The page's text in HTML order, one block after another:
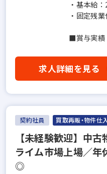
・基本給
・固定残
■賞与実績
求人詳細を見る
契約社員 買取再販・物件仕
【未経験歓迎】中
ライム市場上場／
◎